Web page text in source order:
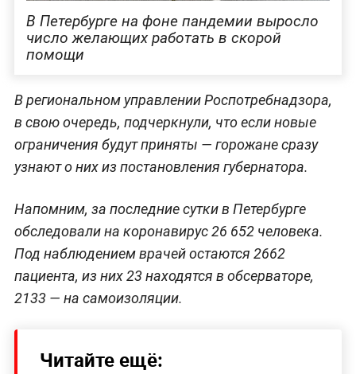
В Петербурге на фоне пандемии выросло
число желающих работать в скорой
помощи
В региональном управлении Роспотребнадзора,
в свою очередь, подчеркнули, что если новые
ограничения будут приняты — горожане сразу
узнают о них из постановления губернатора.
Напомним, за последние сутки в Петербурге
обследовали на коронавирус 26 652 человека.
Под наблюдением врачей остаются 2662
пациента, из них 23 находятся в обсерваторе,
2133 — на самоизоляции.
Читайте ещё: